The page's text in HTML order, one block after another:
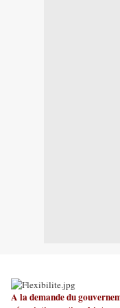
A la demande du